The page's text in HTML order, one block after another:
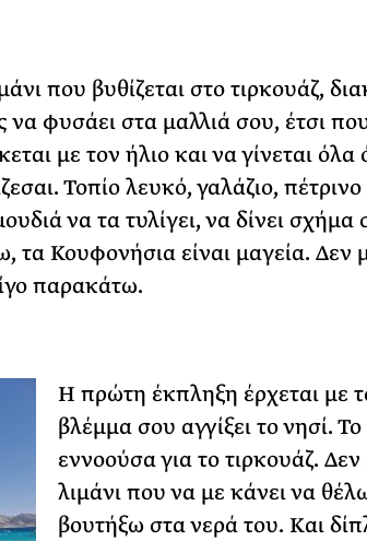
που βυθίζεται στο τιρκουάζ,
να φυσάει στα μαλλιά σου, έτσι
με τον ήλιο και να γίνεται όλα
Τοπίο λευκό, γαλάζιο,
να τα τυλίγει, να δίνει σχήμα
τα Κουφονήσια είναι μαγεία. Δεν
παρακάτω.
Η πρώτη έκπληξη έρχεται με
βλέμμα σου αγγίξει το νησί. Το
εννοούσα για το τιρκουάζ. Δεν
λιμάνι που να με κάνει να
βουτήξω στα νερά του. Και
Ακόμη Αρχίσει
ΡΙΑ ΣΠΥΡΟΥ